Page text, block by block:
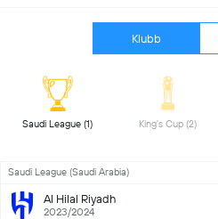
Klubb
Saudi League (Saudi Arabia)
Al Hilal Riyadh
2023/2024